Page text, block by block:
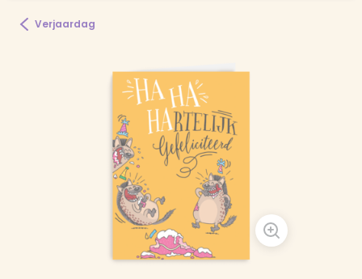
Verjaardag